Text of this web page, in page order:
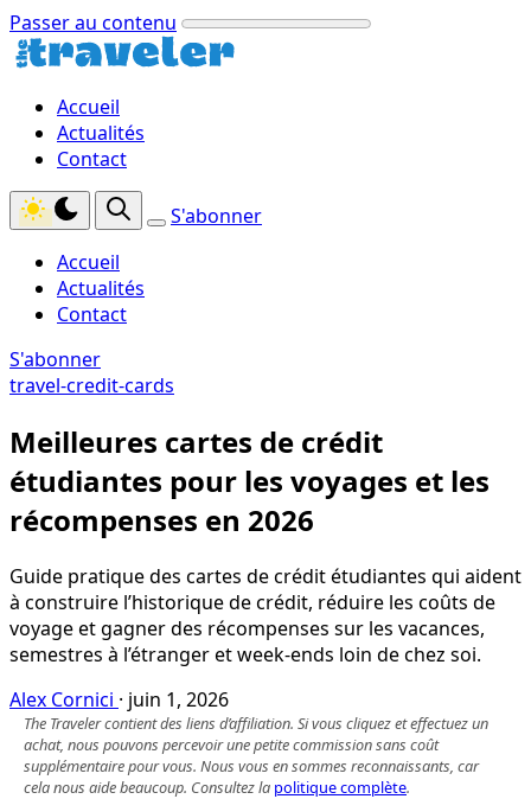
Passer au contenu
Accueil
Actualités
Contact
S'abonner
Accueil
Actualités
Contact
S'abonner
travel-credit-cards
Meilleures cartes de crédit
étudiantes pour les voyages et les
récompenses en 2026
Guide pratique des cartes de crédit étudiantes qui aident
à construire l’historique de crédit, réduire les coûts de
voyage et gagner des récompenses sur les vacances,
semestres à l’étranger et week‑ends loin de chez soi.
Alex Cornici · juin 1, 2026
The Traveler contient des liens d’affiliation. Si vous cliquez et effectuez un
achat, nous pouvons percevoir une petite commission sans coût
supplémentaire pour vous. Nous vous en sommes reconnaissants, car
cela nous aide beaucoup. Consultez la politique complète.